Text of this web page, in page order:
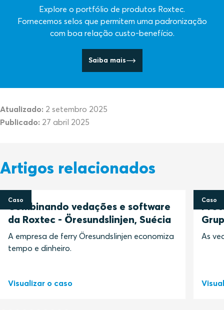
Explore o portfólio de produtos Roxtec.
Fornecemos selos que permitem uma padronização
com boa relação custo-benefício.
Saiba mais
Atualizado: 2 setembro 2025
Publicado: 27 abril 2025
Artigos relacionados
Caso
Combinando vedações e software
da Roxtec - Öresundslinjen, Suécia
A empresa de ferry Öresundslinjen economiza
tempo e dinheiro.
Visualizar o caso
Caso
As